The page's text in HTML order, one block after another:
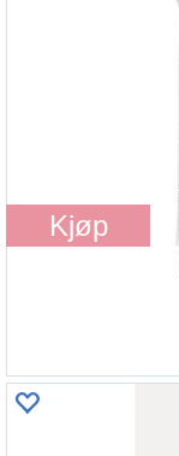
Kjøp